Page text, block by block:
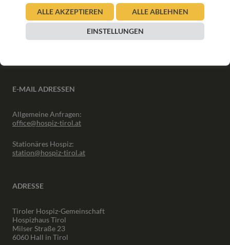
Downloads
Interner Bereich
Partner
E-MAIL ADRESSEN
Allgemeine Anfragen:
office@hospiz-tirol.at
Stationäres Hospiz:
station@hospiz-tirol.at
ADRESSE
Tiroler Hospiz-Gemeinschaft
Hospizhaus Tirol
Milser Straße 23
6060 Hall in Tirol
ALLE AKZEPTIEREN ALLE ABLEHNEN
EINSTELLUNGEN